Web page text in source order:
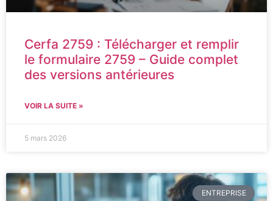
Cerfa 2759 : Télécharger et remplir
le formulaire 2759 – Guide complet
des versions antérieures
VOIR LA SUITE »
5 mars 2026
ENTREPRISE